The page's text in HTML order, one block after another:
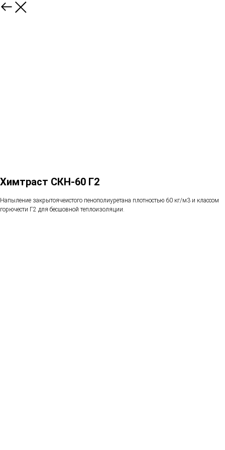
Химтраст СКН-60 Г2
Напыление закрытоячеистого пенополиуретана плотностью 60 кг/м3 и классом
горючести Г2 для бесшовной теплоизоляции.